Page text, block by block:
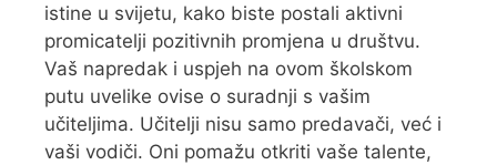
istine u svijetu, kako biste postali aktivni
promicatelji pozitivnih promjena u društvu.
Vaš napredak i uspjeh na ovom školskom
putu uvelike ovise o suradnji s vašim
učiteljima. Učitelji nisu samo predavači, već i
vaši vodiči. Oni pomažu otkriti vaše talente,